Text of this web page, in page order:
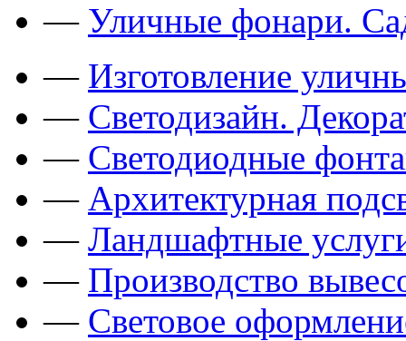
— Уличные фонари.
— Изготовление
— Светодизайн.
— Светодиодные
— Архитектурная
— Ландшафтные
— Производство
— Световое